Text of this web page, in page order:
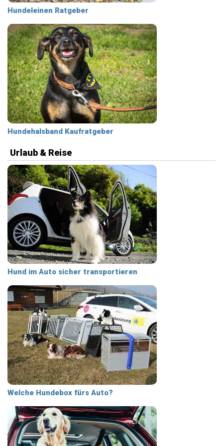
Hundeleinen Ratgeber
Hundehalsband Kaufratgeber
Urlaub & Reise
Hund im Auto sicher transportieren
Welche Hundebox fürs Auto?